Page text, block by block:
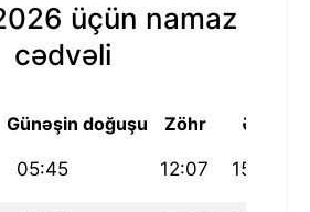
üçün namaz
cədvəli
Günəşin doğuşu Zöhr Əsr
05:45 12:07 15:04